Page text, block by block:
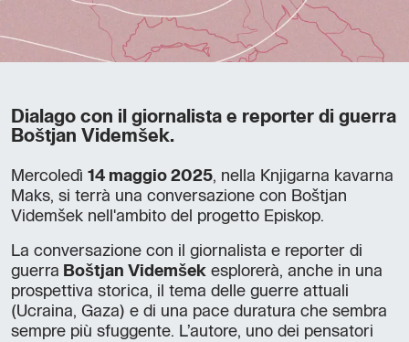
Dialago con il giornalista e reporter di guerra
Boštjan Videmšek.
Mercoledì 14 maggio 2025, nella Knjigarna kavarna
Maks, si terrà una conversazione con Boštjan
Videmšek nell'ambito del progetto Episkop.
La conversazione con il giornalista e reporter di
guerra Boštjan Videmšek esplorerà, anche in una
prospettiva storica, il tema delle guerre attuali
(Ucraina, Gaza) e di una pace duratura che sembra
sempre più sfuggente. L’autore, uno dei pensatori